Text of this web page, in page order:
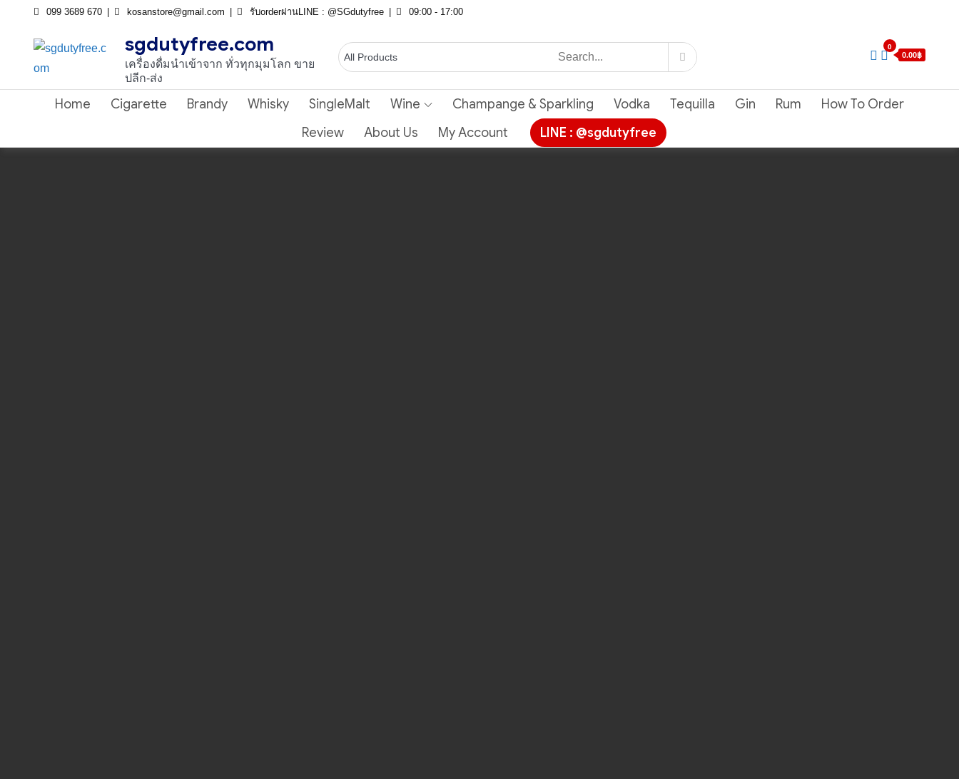
content
099 3689 670 kosanstore@gmail.com รับorderผ่านLINE : @SGdutyfree 09:00 - 17:00
sgdutyfree.com
เครื่องดื่มนําเข้าจาก ทั่วทุกมุมโลก ขาย
ปลีก-ส่ง
0
0.00฿
Home Cigarette Brandy Whisky SingleMalt Wine Champange & Sparkling Vodka Tequilla Gin Rum
How To Order
Review
About Us My Account LINE : @sgdutyfree